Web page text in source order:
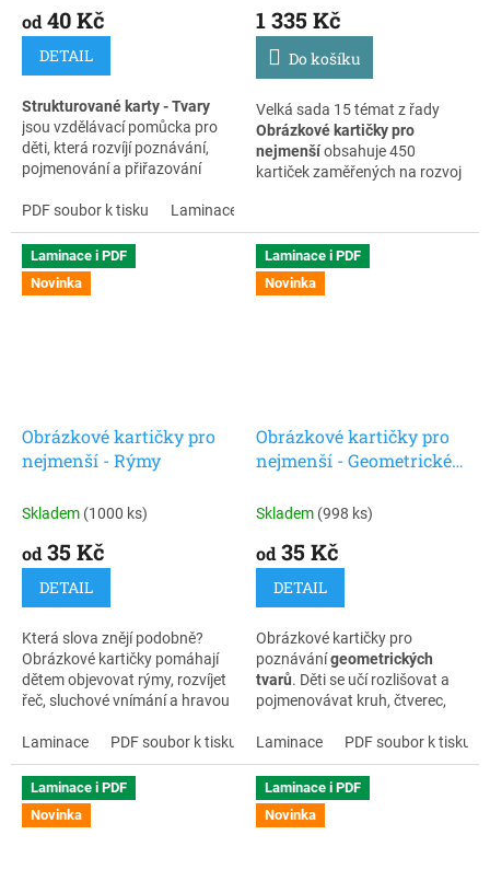
logické myšlení a jistotu při
učení.
od 40 Kč
DETAIL
Strukturované karty - Tvary
jsou vzdělávací pomůcka pro
děti, která rozvíjí poznávání,
pojmenování a přiřazování
zpracování a vizuální podpoře
dítě snadno pochopí zadání a
pracuje samostatně.
Karty vycházejí z principů
logické myšlení a jistotu při
učení.
PDF soubor k tisku Laminace + zip
1 335 Kč
Do košíku
Velká sada 15 témat z řady
Obrázkové kartičky pro
nejmenšíobsahuje 450
kartiček zaměřených na rozvoj
předškolních dovedností.
Vhodné pro domácí
procvičování, mateřské školy i
děti s autismem.
Laminace i PDF
Novinka
Obrázkové kartičky pro
nejmenší - Rýmy
Skladem (1000 ks)
od 35 Kč
DETAIL
Která slova znějí podobně?
Obrázkové kartičky pomáhají
dětem objevovat rýmy, rozvíjet
řeč, sluchové vnímání a hravou
slovech.
Laminace PDF soubor k tisku
Laminace i PDF
Novinka
Obrázkové kartičky pro
nejmenší - Geometrické
Skladem (998 ks)
od 35 Kč
DETAIL
Obrázkové kartičky pro
poznávánígeometrických
tvarů. Děti se učí rozlišovat a
pojmenovávat kruh, čtverec,
hvězdu, rozvíjejí zrakové
vnímání, slovní zásobu i logické
myšlení.
Laminace PDF soubor k tisku
Laminace i PDF
Novinka
Laminace i PDF
Novinka